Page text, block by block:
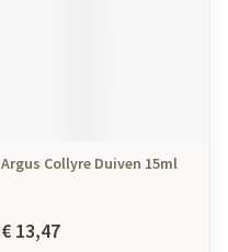
Argus Collyre Duiven 15ml
€ 13,47